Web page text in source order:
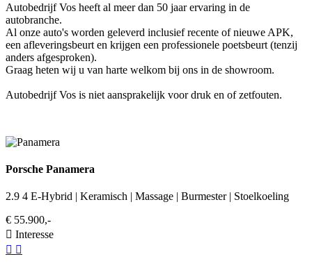
Autobedrijf Vos heeft al meer dan 50 jaar ervaring in de
autobranche.
Al onze auto's worden geleverd inclusief recente of nieuwe APK,
een afleveringsbeurt en krijgen een professionele poetsbeurt (tenzij
anders afgesproken).
Graag heten wij u van harte welkom bij ons in de showroom.
Autobedrijf Vos is niet aansprakelijk voor druk en of zetfouten.
Porsche Panamera
2.9 4 E-Hybrid | Keramisch | Massage | Burmester | Stoelkoeling
€ 55.900,-
Interesse